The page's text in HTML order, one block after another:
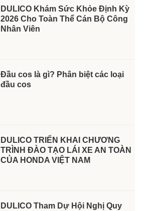
DULICO Khám Sức Khỏe Định Kỳ
2026 Cho Toàn Thể Cán Bộ Công
Nhân Viên
Đầu cos là gì? Phân biệt các loại
đầu cos
DULICO TRIỂN KHAI CHƯƠNG
TRÌNH ĐÀO TẠO LÁI XE AN TOÀN
CỦA HONDA VIỆT NAM
DULICO Tham Dự Hội Nghị Quy